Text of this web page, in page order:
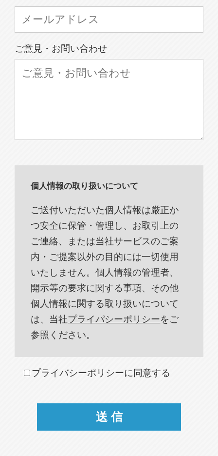
ご意見・お問い合わせ
個人情報の取り扱いについて
ご送付いただいた個人情報は厳正か
つ安全に保管・管理し、お取引上の
ご連絡、または当社サービスのご案
内・ご提案以外の目的には一切使用
いたしません。個人情報の管理者、
開示等の要求に関する事項、その他
個人情報に関する取り扱いについて
は、当社プライパシーポリシーをご
参照ください。
プライバシーポリシーに同意する